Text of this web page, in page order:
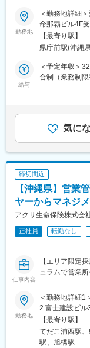
向先の定める
■研修制度
入社後は全体
のサポートか
う、1年間「エ
■評価制度
賞与は年に3
績賞与は全社
賞与の総支給
■働き方
在宅勤務から
度、直行直帰
転勤の可能性
■キャリアの選
チャレンジで
報や商品開発
変更の範囲：
■職務内容：
ストラテジッ
約を結び、既
ご提案を行いま
お客様リスト
わせたご相談
もつながりや
16:00/業務終了
※あくまで一
商品力・知名度
お客様の信頼
す。
◆働き方はフリ
配。
どれも可能で
・実際に、午
◆収入モデル：
「実績連動手
の3つで構成。
・実績連動手
勤務地
＜勤務地詳細
命那覇ビル4F
める事業所（
【最寄り駅】
県庁前駅(沖縄
給与
＜予定年収＞
合制（業務制
業務制限手当
料 2ヵ月目以
就業開始時の
あり、選考を
手当を含めた
気に
締切間近
【沖縄県】営業
ヤーからマネジ
アクサ生命保険株式会
正社員 転勤なし
仕事内容
【エリア限定
ュラムで営業所
■業務内容
アクサアドバ
トを担当頂き
よる実践指導
営業所長の指
頂きます。
勤務地
＜勤務地詳細1
2 富士建設ビル
覇営業所住所
対策：屋内全
【最寄り駅】
てだこ浦西駅
駅、旭橋駅